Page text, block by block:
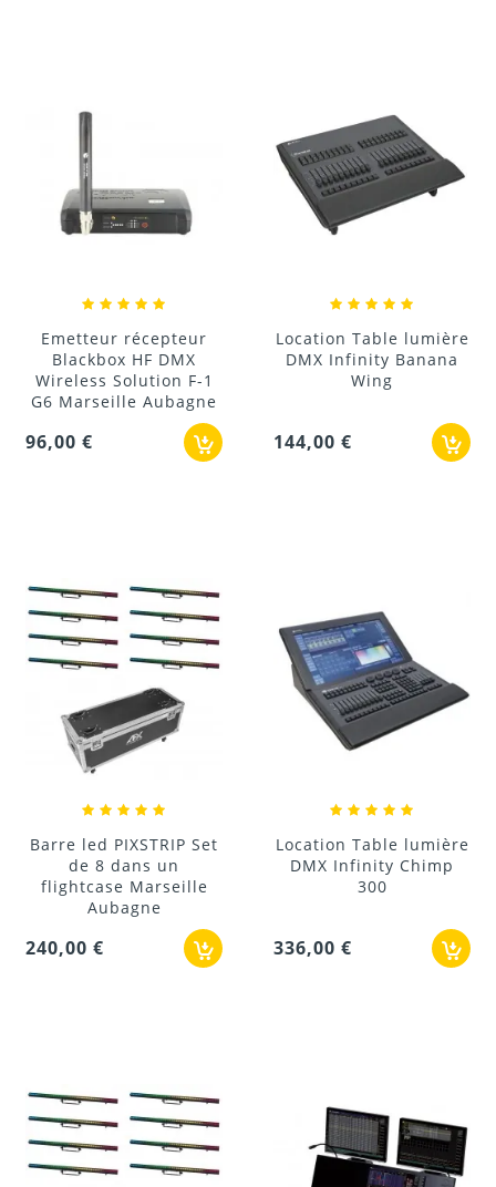
Emetteur récepteur
Blackbox HF DMX
Wireless Solution F-1
G6 Marseille Aubagne
96,00 €
Location Table lumière
DMX Infinity Banana
Wing
144,00 €
Barre led PIXSTRIP Set
de 8 dans un
flightcase Marseille
Aubagne
240,00 €
Location Table lumière
DMX Infinity Chimp
300
336,00 €